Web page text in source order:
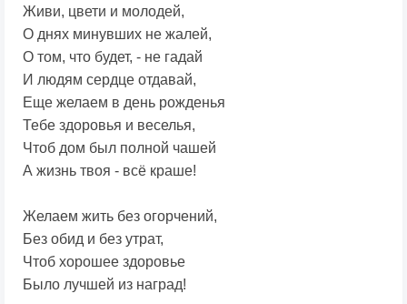
Живи, цвети и молодей,
О днях минувших не жалей,
О том, что будет, - не гадай
И людям сердце отдавай,
Еще желаем в день рожденья
Тебе здоровья и веселья,
Чтоб дом был полной чашей
А жизнь твоя - всё краше!
Желаем жить без огорчений,
Без обид и без утрат,
Чтоб хорошее здоровье
Было лучшей из наград!